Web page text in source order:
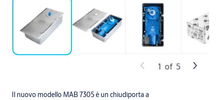
Il nuovo modello MAB 7305 è un chiudiporta a
1 of 5